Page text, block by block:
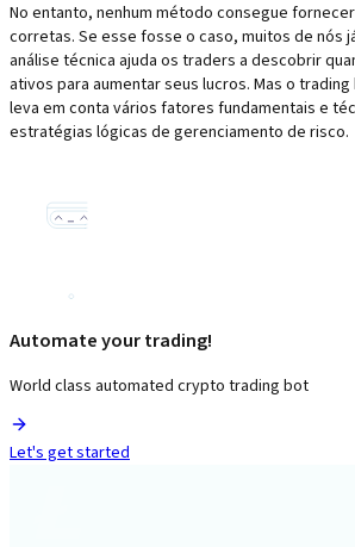
No entanto, nenhum método consegue
corretas. Se esse fosse o caso, muitos de nós
análise técnica ajuda os traders a descobrir
ativos para aumentar seus lucros. Mas o
leva em conta vários fatores fundamentais e
estratégias lógicas de gerenciamento de risco.
Automate your trading!
World class automated crypto trading bot
Let's get started